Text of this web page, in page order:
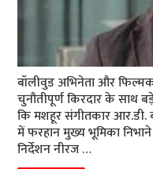
बॉलीवुड अभिनेता और
चुनौतीपूर्ण किरदार के साथ
कि मशहूर संगीतकार आर.डी.
में फरहान मुख्य भूमिका
निर्देशन नीरज …